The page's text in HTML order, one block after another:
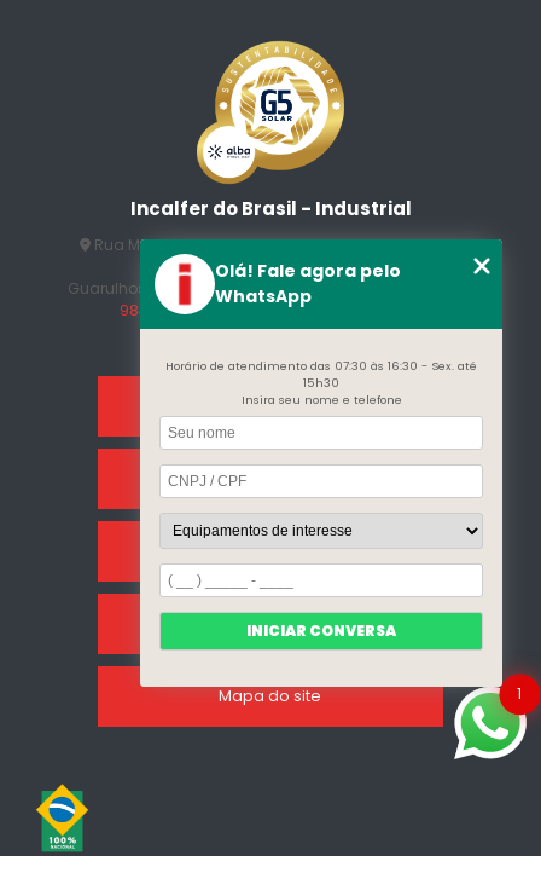
Incalfer do Brasil - Industrial
Rua Manuel Jesus Fernandes , 172 - Jardim Santo
Afonso
Guarulhos - SP - CEP: 07215-230
(11) 3296-7700
98409-5498
contato@incalfer.com.br
Home
Sobre Nós
Categorias
Clientes
Mapa do site 1
Olá! Fale agora pelo
WhatsApp
Horário de atendimento das 07:30 às 16:30 - Sex. até
15h30
Insira seu nome e telefone
INICIAR CONVERSA